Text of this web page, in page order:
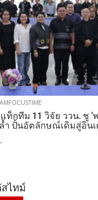
กทีม 11 วิจัย ววน. ชู ‘
ำ ปั้นอัตลักษณ์เดิมสู่อินเ
ไทม์